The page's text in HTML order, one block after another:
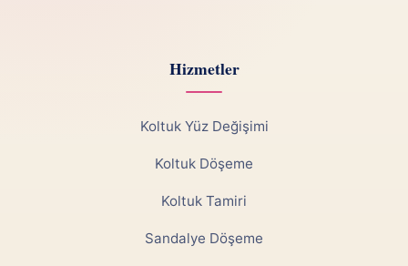
Hizmetler
Koltuk Yüz Değişimi
Koltuk Döşeme
Koltuk Tamiri
Sandalye Döşeme